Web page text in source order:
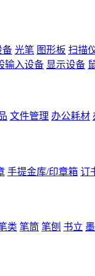
备 光笔 图形板 扫描
输入设备 显示设备
文件管理 办公耗材
手提金库/印章箱 订
类 笔筒 笔刨 书立